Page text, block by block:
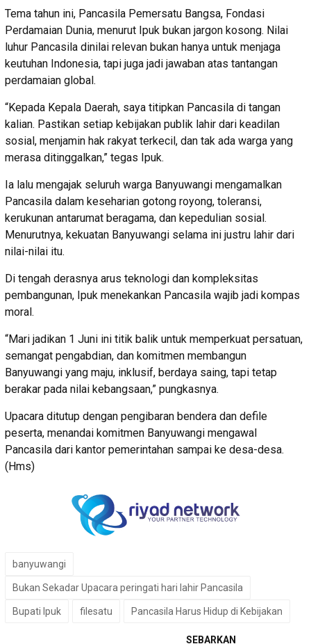
Tema tahun ini, Pancasila Pemersatu Bangsa, Fondasi
Perdamaian Dunia, menurut Ipuk bukan jargon kosong. Nilai
luhur Pancasila dinilai relevan bukan hanya untuk menjaga
keutuhan Indonesia, tapi juga jadi jawaban atas tantangan
perdamaian global.
“Kepada Kepala Daerah, saya titipkan Pancasila di tangan
kalian. Pastikan setiap kebijakan publik lahir dari keadilan
sosial, menjamin hak rakyat terkecil, dan tak ada warga yang
merasa ditinggalkan,” tegas Ipuk.
Ia lalu mengajak seluruh warga Banyuwangi mengamalkan
Pancasila dalam keseharian gotong royong, toleransi,
kerukunan antarumat beragama, dan kepedulian sosial.
Menurutnya, kekuatan Banyuwangi selama ini justru lahir dari
nilai-nilai itu.
Di tengah derasnya arus teknologi dan kompleksitas
pembangunan, Ipuk menekankan Pancasila wajib jadi kompas
moral.
“Mari jadikan 1 Juni ini titik balik untuk memperkuat persatuan,
semangat pengabdian, dan komitmen membangun
Banyuwangi yang maju, inklusif, berdaya saing, tapi tetap
berakar pada nilai kebangsaan,” pungkasnya.
Upacara ditutup dengan pengibaran bendera dan defile
peserta, menandai komitmen Banyuwangi mengawal
Pancasila dari kantor pemerintahan sampai ke desa-desa.
(Hms)
banyuwangi
Bukan Sekadar Upacara peringati hari lahir Pancasila
Bupati Ipuk filesatu Pancasila Harus Hidup di Kebijakan
SEBARKAN